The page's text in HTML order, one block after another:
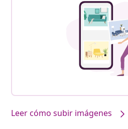
Nuestros productos, con tu